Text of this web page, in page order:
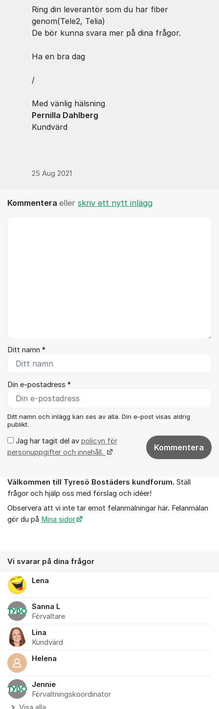
Ring din leverantör som du har fiber
genom(Tele2, Telia)
De bör kunna svara mer på dina frågor.
Ha en bra dag
/
Med vänlig hälsning
Pernilla Dahlberg
Kundvärd
25 Aug 2021
Kommentera eller skriv ett nytt inlägg
Ditt namn *
Din e-postadress *
Ditt namn och inlägg kan ses av alla. Din e-post visas aldrig
publikt.
Jag har tagit del av policyn för
personuppgifter och innehåll.
Kommentera
Om forumet
Välkommen till Tyresö Bostäders kundforum. Ställ
frågor och hjälp oss med förslag och idéer!
Observera att vi inte tar emot felanmälningar här. Felanmälan
gör du på Mina sidor
Vi svarar på dina frågor
Lena
Sanna L
Förvaltare
Lina
Kundvärd
Helena
Jennie
Förvaltningskoordinator